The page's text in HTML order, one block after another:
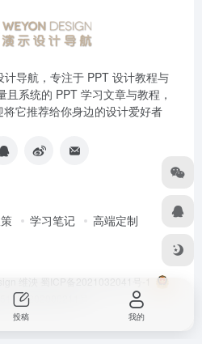
导航，专注于 PPT 设计教程与
系统的 PPT 学习文章与教程，
它推荐给你身边的设计爱好者
学习笔记 高端定制
维泱 蜀ICP备2021032041号-1
号
投稿 我的